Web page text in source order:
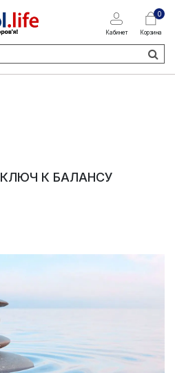
Кабинет
0
Корзина
- КЛЮЧ К БАЛАНСУ